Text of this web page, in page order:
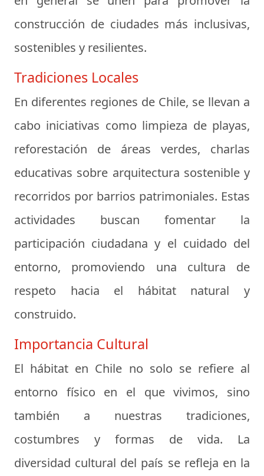
construcción de ciudades más inclusivas,
sostenibles y resilientes.
Tradiciones Locales
En diferentes regiones de Chile, se llevan a
cabo iniciativas como limpieza de playas,
reforestación de áreas verdes, charlas
educativas sobre arquitectura sostenible y
recorridos por barrios patrimoniales. Estas
actividades buscan fomentar la
participación ciudadana y el cuidado del
entorno, promoviendo una cultura de
respeto hacia el hábitat natural y
construido.
Importancia Cultural
El hábitat en Chile no solo se refiere al
entorno físico en el que vivimos, sino
también a nuestras tradiciones,
costumbres y formas de vida. La
diversidad cultural del país se refleja en la